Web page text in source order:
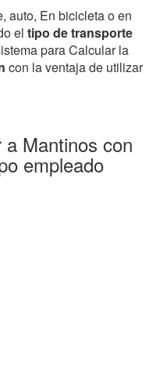
auto, En bicicleta o en
el tipo de transporte
para Calcular la
con la ventaja de utilizar
a Mantinos con
empleado